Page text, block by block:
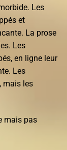
Les
et
La prose
Les
en ligne leur
Les
mais les
mais pas